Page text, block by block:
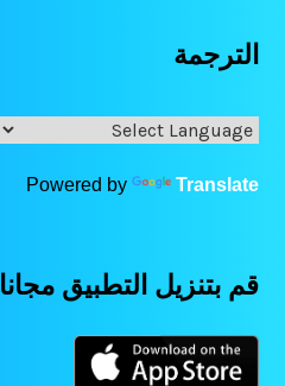
الترجمة
Powered by Translate
قم بتنزيل التطبيق مجانا